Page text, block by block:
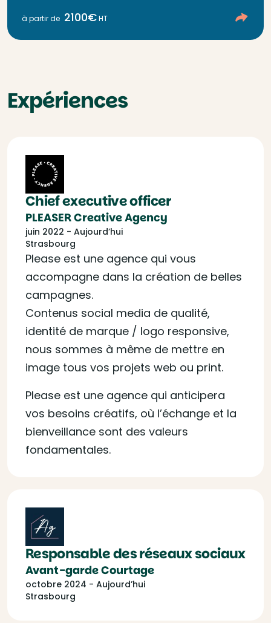
à partir de 2100€HT
Expériences
Chief executive officer
PLEASER Creative Agency
juin 2022 - Aujourd’hui
Strasbourg
Please est une agence qui vous
accompagne dans la création de belles
campagnes.
Contenus social media de qualité,
identité de marque / logo responsive,
nous sommes à même de mettre en
image tous vos projets web ou print.
Please est une agence qui anticipera
vos besoins créatifs, où l’échange et la
bienveillance sont des valeurs
fondamentales.
Responsable des réseaux sociaux
Avant-garde Courtage
octobre 2024 - Aujourd’hui
Strasbourg